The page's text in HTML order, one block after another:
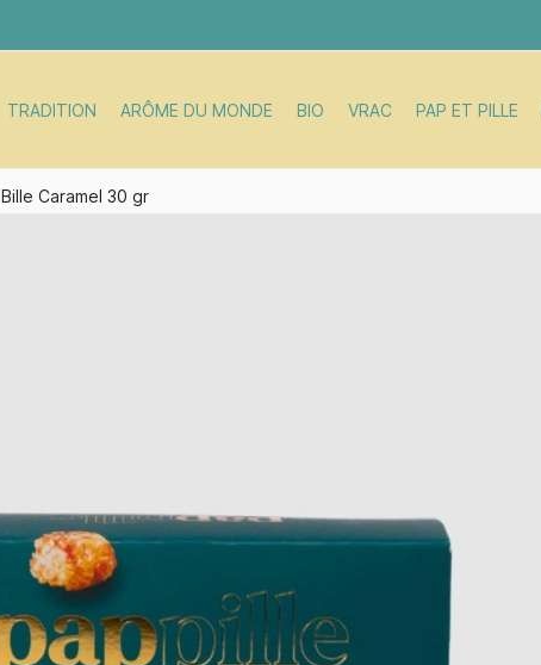
TRADITION ARÔME DU MONDE BIO VRAC PAP ET PILLE
Bille Caramel 30 gr